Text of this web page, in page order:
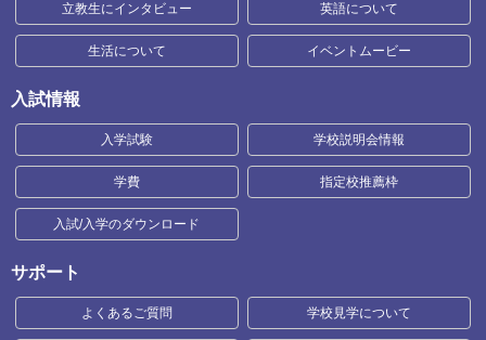
立教生にインタビュー 英語について
生活について イベントムービー
入試情報
入学試験 学校説明会情報
学費 指定校推薦枠
入試/入学のダウンロード
サポート
よくあるご質問 学校見学について